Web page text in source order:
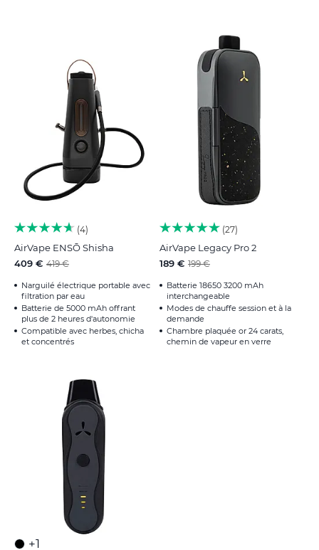
4
AirVape ENSŌ Shisha
409 € 419 €
Narguilé électrique portable avec
filtration par eau
Batterie de 5000 mAh offrant
plus de 2 heures d'autonomie
Compatible avec herbes, chicha
et concentrés
27
AirVape Legacy Pro 2
189 € 199 €
Batterie 18650 3200 mAh
interchangeable
Modes de chauffe session et à la
demande
Chambre plaquée or 24 carats,
chemin de vapeur en verre
+1